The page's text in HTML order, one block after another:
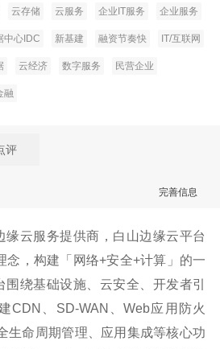
云存储 云服务 企业IT服务 企业服务
中心IDC 新基建 融资节奏快 IT/互联网
云经济 数字服务 民营企业
融
评
完善信息
缘云服务提供商，白山边缘云平台
念，构建「网络+安全+计算」的一
绕基础设施、云安全、开发者引
CDN、SD-WAN、Web应用防火
生命周期管理、应用集成等核心功